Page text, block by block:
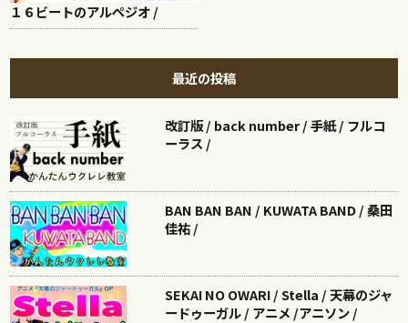
１６ビートのアルペジオ /
最近の投稿
改訂版 / back number / 手紙 / フルコ
ーラス /
BAN BAN BAN / KUWATA BAND / 桑田
佳祐 /
SEKAI NO OWARI / Stella / 天幕のジャ
ードゥーガル / アニメ /アニソン /